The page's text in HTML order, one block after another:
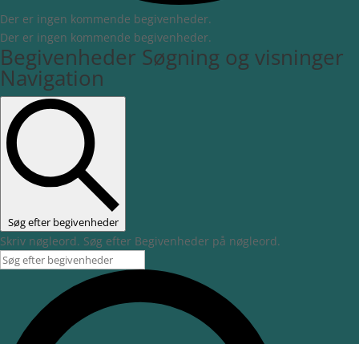
Der er ingen kommende begivenheder.
Der er ingen kommende begivenheder.
Begivenheder Søgning og visninger
Navigation
Søg efter begivenheder
Skriv nøgleord. Søg efter Begivenheder på nøgleord.